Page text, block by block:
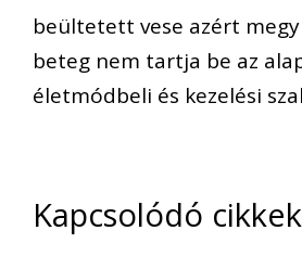
beültetett vese azért
beteg nem tartja be az
életmódbeli és kezelési
Kapcsolódó cikkek